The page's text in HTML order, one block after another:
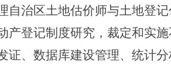
自治区土地估价师与土地登
产登记制度研究， 裁定和实
证、数据库建设管理、统计